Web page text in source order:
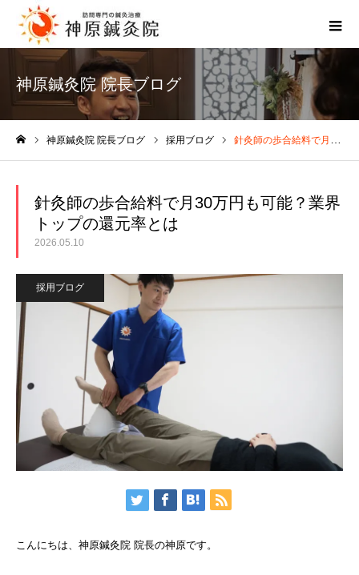
神原鍼灸院 院長ブログ
神原鍼灸院 院長ブログ 採用ブログ 針灸師の歩合給料で月30万円も可能？業界トップの還元率とは
針灸師の歩合給料で月30万円も可能？業界
トップの還元率とは
2026.05.10
採用ブログ
こんにちは、神原鍼灸院 院長の神原です。